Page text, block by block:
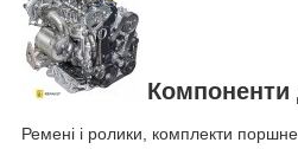
Компоненти
Ремені і ролики, комплекти